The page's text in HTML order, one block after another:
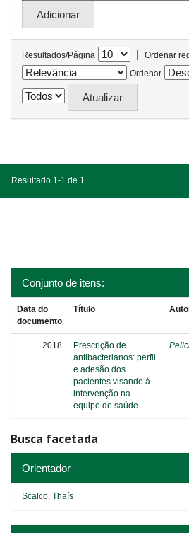
Resultados/Página |
Ordenar
Ordenar
Resultado 1-1 de 1.
Conjunto de itens:
Data do
documento
Título
2018
Prescrição de
antibacterianos: perfil
e adesão dos
pacientes visando à
intervenção na
equipe de saúde
Busca facetada
Orientador
Scalco, Thaís